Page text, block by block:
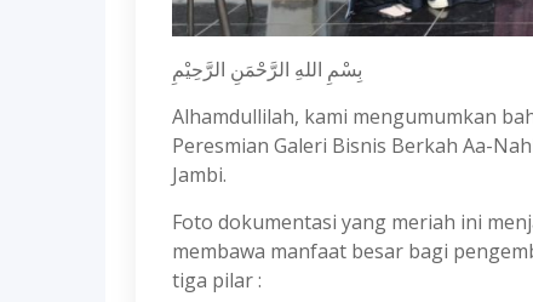
بِسْمِ اللهِ الرَّحْمَنِ الرَّحِيْمِ
Alhamdullilah, kami mengumumkan
Peresmian Galeri Bisnis Berkah Aa-
Jambi.
Foto dokumentasi yang meriah ini
membawa manfaat besar bagi
tiga pilar :